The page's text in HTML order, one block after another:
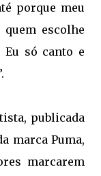
porque meu
escolhe
só canto e
publicada
marca Puma,
marcarem